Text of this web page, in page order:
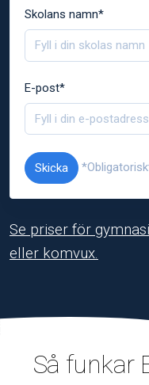
Skolans namn*
E-post*
Skicka
Se priser för
eller komvux.
Så funkar